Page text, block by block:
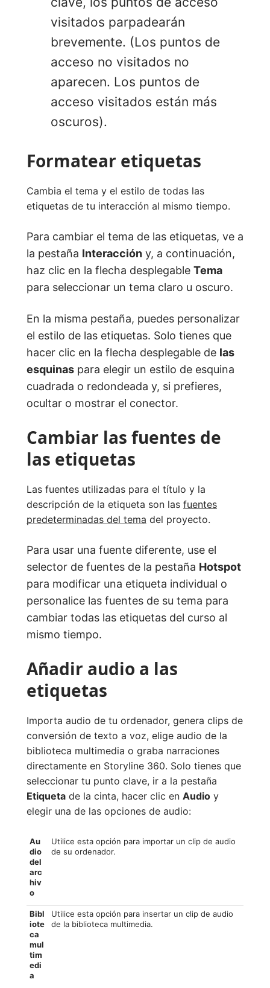
visitados parpadearán
brevemente. (Los puntos de
acceso no visitados no
aparecen. Los puntos de
acceso visitados están más
oscuros).
Formatear etiquetas
Cambia el tema y el estilo de todas las
etiquetas de tu interacción al mismo tiempo.
Para cambiar el tema de las etiquetas, ve a
la pestaña Interacción y, a continuación,
haz clic en la flecha desplegable Tema
para seleccionar un tema claro u oscuro.
En la misma pestaña, puedes personalizar
el estilo de las etiquetas. Solo tienes que
hacer clic en la flecha desplegable de las
esquinas para elegir un estilo de esquina
cuadrada o redondeada y, si prefieres,
ocultar o mostrar el conector.
Cambiar las fuentes de
las etiquetas
Las fuentes utilizadas para el título y la
descripción de la etiqueta son las fuentes
predeterminadas del tema del proyecto.
Para usar una fuente diferente, use el
selector de fuentes de la pestaña Hotspot
para modificar una etiqueta individual o
personalice las fuentes de su tema para
cambiar todas las etiquetas del curso al
mismo tiempo.
Añadir audio a las
etiquetas
Importa audio de tu ordenador, genera clips de
conversión de texto a voz, elige audio de la
biblioteca multimedia o graba narraciones
directamente en Storyline 360. Solo tienes que
seleccionar tu punto clave, ir a la pestaña
Etiqueta de la cinta, hacer clic en Audio y
elegir una de las opciones de audio:
Au
dio
del
arc
hiv
o
Utilice esta opción para importar un clip de audio
de su ordenador.
Bibl
iote
ca
mul
tim
edi
a
Utilice esta opción para insertar un clip de audio
de la biblioteca multimedia.